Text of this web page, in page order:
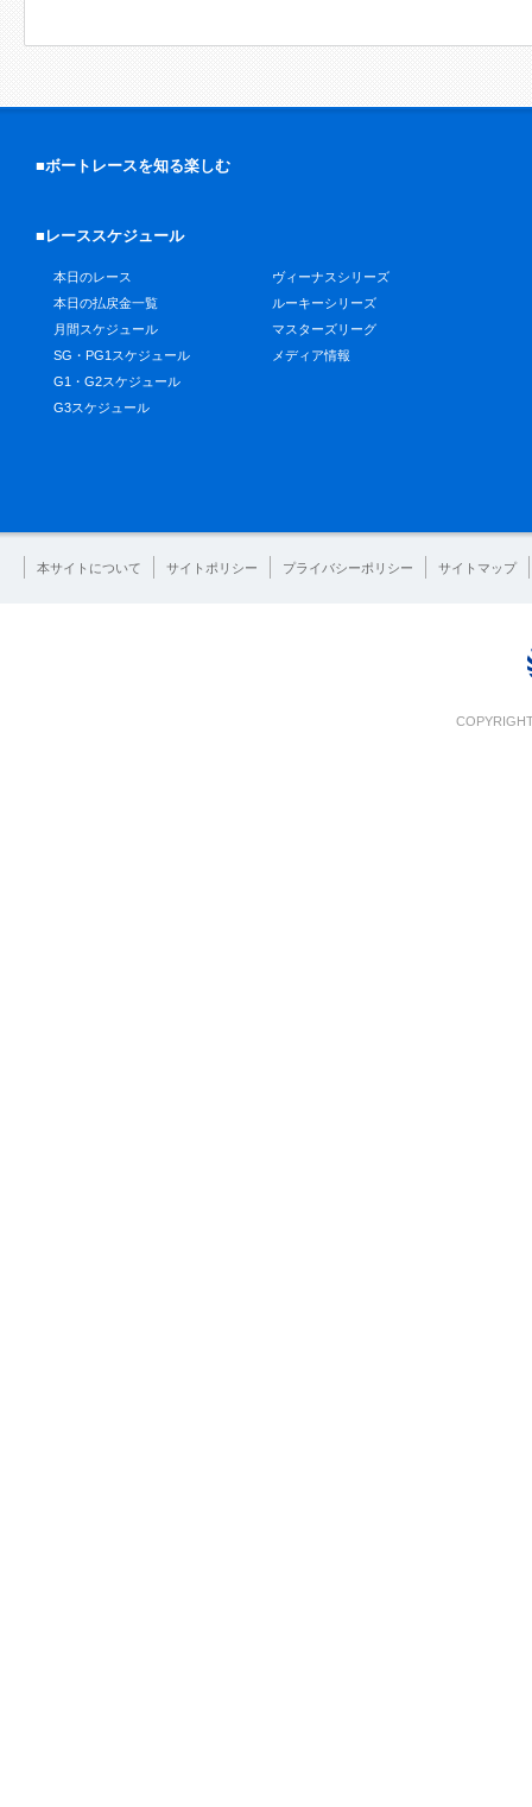
■ボートレースを知る楽しむ
■レーススケジュール
本日のレース
本日の払戻金一覧
月間スケジュール
SG・PG1スケジュール
G1・G2スケジュール
G3スケジュール
ヴィーナスシリーズ
ルーキーシリーズ
マスターズリーグ
メディア情報
本サイトについて サイトポリシー プライバシーポリシー サイトマップ